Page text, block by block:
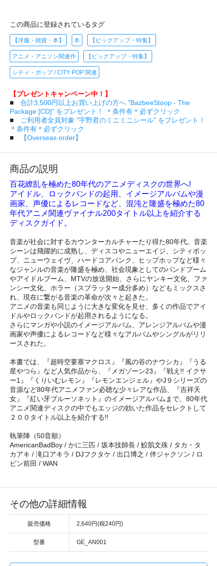
この商品に登録されているタグ
【洋服・雑貨・本】 本 【ピックアップ・特集】
アニメ・アニソン関連作 【ピックアップ・特集】
シティ・ポップ / CITY POP 関連
【プレゼントキャンペーン中！】
■ 合計3,500円以上お買い上げの方へ "BazbeeStoop - The
Package [CD]" をプレゼント！ ＊条件有＊必ずクリック
■
ご利用者全員対象 "宇野君のミニミニシール" をプレゼント！
＊条件有＊必ずクリック
■
【Overseas order】
商品の説明
百花繚乱を極めた80年代のアニメディスクの世界へ!
アイドル、ロックバンドの起用、イメージアルバムや漫
画家、声優によるレコードなど、混沌と隆盛を極めた80
年代アニメ関連ヴァイナル200タイトル以上を紹介する
ディスクガイド。
音楽が社会に対するカウンターカルチャーたり得た80年代。音楽
シーンは飛躍的に成熟し、ディスコやニューエイジ、シティポッ
プ、ニューウェイヴ、ハードコアパンク、ヒップホップなど様々
なジャンルの音楽が隆盛を極め、社会現象としてのバンドブーム
やアイドルブーム、MTVの放送開始、さらにヤンキー文化、ファ
ンシー文化、ホラー（スプラッター成分多め）などもミックスさ
れ、現在に繋がる音楽の革命が次々と起きた。
アニメの音楽も同じように大きな変化を見せ、多くの作品でアイ
ドルやロックバンドが起用されるようになる。
さらにマンガや小説のイメージアルバム、アレンジアルバムや漫
画家や声優によるレコードなど様々なアルバムやシングルがリリ
ースされた。
本書では、『超時空要塞マクロス』『風の谷のナウシカ』『うる
星やつら』など人気作品から、『メガゾーン23』『戦え!! イクサ
ー1』『くりいむレモン』『レモンエンジェル』やJ９シリーズの
音源など80年代アニメファン必聴な少々レアな作品、『吉祥天
女』『紅い牙ブルーソネット』のイメージアルバムまで、80年代
アニメ関連ディスクの中でもエッジの効いた作品をセレクトして
２００タイトル以上を紹介する!!
執筆陣（50音順）
AmericanBadBoy / かに三匹 / 坂本技師長 / 鮫肌文殊 / タカ・タ
カアキ / 滝口アキラ / DJフクタケ / 出口博之 / 伴ジャクソン / ロ
ビン前田 / WAN
その他の詳細情報
販売価格 2,640円(税240円)
型番 GE_AN001